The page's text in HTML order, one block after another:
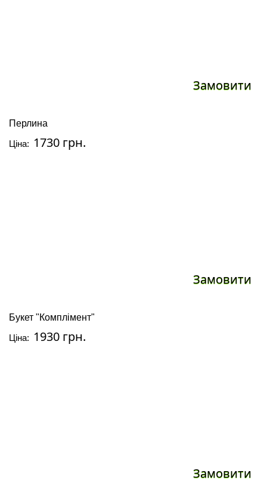
Замовити
Перлина
Ціна: 1730 грн.
Замовити
Букет "Комплімент"
Ціна: 1930 грн.
Замовити